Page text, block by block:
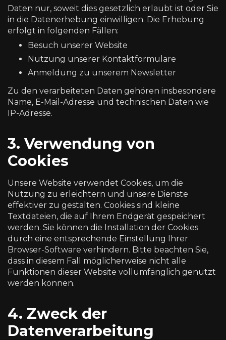
Daten nur, soweit dies gesetzlich erlaubt ist oder Sie
in die Datenerhebung einwilligen. Die Erhebung
erfolgt in folgenden Fällen:
Besuch unserer Website
Nutzung unserer Kontaktformulare
Anmeldung zu unserem Newsletter
Zu den verarbeiteten Daten gehören insbesondere
Name, E-Mail-Adresse und technischen Daten wie
IP-Adresse.
3. Verwendung von
Cookies
Unsere Website verwendet Cookies, um die
Nutzung zu erleichtern und unsere Dienste
effektiver zu gestalten. Cookies sind kleine
Textdateien, die auf Ihrem Endgerät gespeichert
werden. Sie können die Installation der Cookies
durch eine entsprechende Einstellung Ihrer
Browser-Software verhindern. Bitte beachten Sie,
dass in diesem Fall möglicherweise nicht alle
Funktionen dieser Website vollumfänglich genutzt
werden können.
4. Zweck der
Datenverarbeitung